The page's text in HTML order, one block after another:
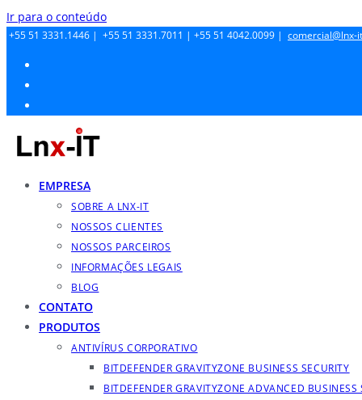
Ir para o conteúdo
+55 51 3331.1446 | +55 51 3331.7011 | +55 51 4042.0099 | comercial@lnx-
EMPRESA
SOBRE A LNX-IT
NOSSOS CLIENTES
NOSSOS PARCEIROS
INFORMAÇÕES LEGAIS
BLOG
CONTATO
PRODUTOS
ANTIVÍRUS CORPORATIVO
BITDEFENDER GRAVITYZONE BUSINESS SECURITY
BITDEFENDER GRAVITYZONE ADVANCED BUSINESS